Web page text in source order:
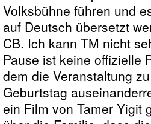
Volksbühne führen und
auf Deutsch übersetzt
CB. Ich kann TM nicht
Pause ist keine offizielle
dem die Veranstaltung
Geburtstag
ein Film von Tamer Yigit